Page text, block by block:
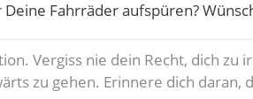
Fahrräder aufspüren?
Vergiss nie dein Recht, dich
zu gehen. Erinnere dich